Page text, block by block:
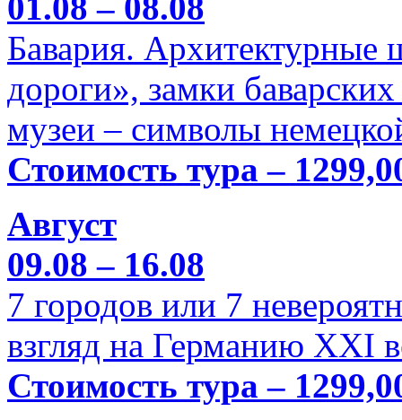
01.08 – 08.08
Бавария. Архитектурные
дороги», замки
музеи – символы
Стоимость тура –
Август
09.08 – 16.08
7 городов или 7
взгляд на Германию XXI
Стоимость тура –